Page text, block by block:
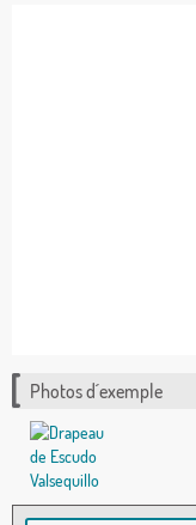
Photos d´exemple